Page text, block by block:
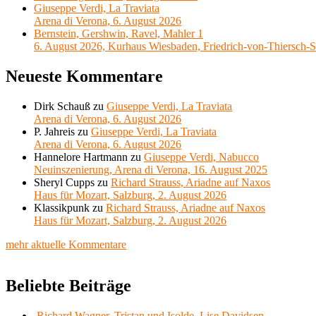
Giuseppe Verdi, La Traviata
Arena di Verona, 6. August 2026
Bernstein, Gershwin, Ravel, Mahler 1
6. August 2026, Kurhaus Wiesbaden, Friedrich-von-Thiersch-
Neueste Kommentare
Dirk Schauß zu Giuseppe Verdi, La Traviata
Arena di Verona, 6. August 2026
P. Jahreis zu Giuseppe Verdi, La Traviata
Arena di Verona, 6. August 2026
Hannelore Hartmann zu Giuseppe Verdi, Nabucco
Neuinszenierung, Arena di Verona, 16. August 2025
Sheryl Cupps zu Richard Strauss, Ariadne auf Naxos
Haus für Mozart, Salzburg, 2. August 2026
Klassikpunk zu Richard Strauss, Ariadne auf Naxos
Haus für Mozart, Salzburg, 2. August 2026
mehr aktuelle Kommentare
Beliebte Beiträge